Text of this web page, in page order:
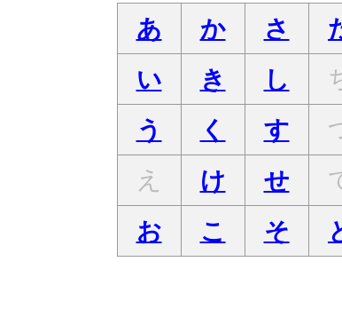
あ か さ
い
き し
う
く す
え
け せ
お
こ そ